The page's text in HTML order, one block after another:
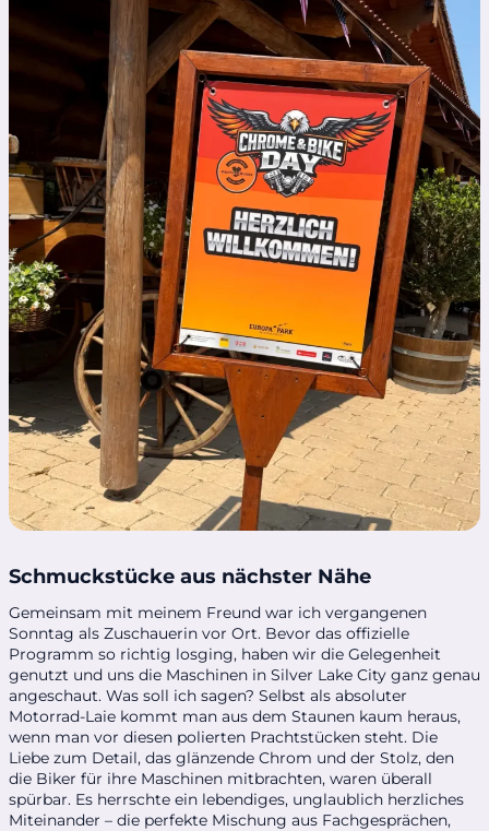
Schmuckstücke aus nächster Nähe
Gemeinsam mit meinem Freund war ich vergangenen
Sonntag als Zuschauerin vor Ort. Bevor das offizielle
Programm so richtig losging, haben wir die Gelegenheit
genutzt und uns die Maschinen in Silver Lake City ganz genau
angeschaut. Was soll ich sagen? Selbst als absoluter
Motorrad-Laie kommt man aus dem Staunen kaum heraus,
wenn man vor diesen polierten Prachtstücken steht. Die
Liebe zum Detail, das glänzende Chrom und der Stolz, den
die Biker für ihre Maschinen mitbrachten, waren überall
spürbar. Es herrschte ein lebendiges, unglaublich herzliches
Miteinander – die perfekte Mischung aus Fachgesprächen,